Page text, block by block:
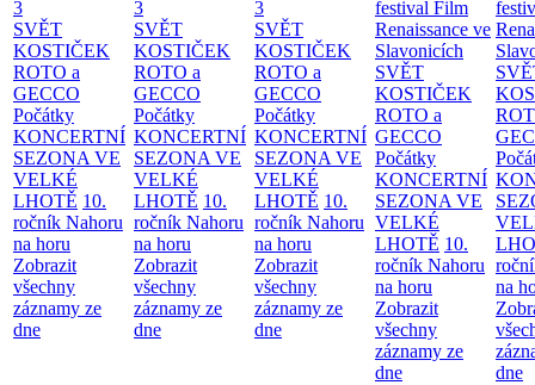
3
SVĚT
KOSTIČEK
ROTO a
GECCO
Počátky
KONCERTNÍ
SEZONA VE
VELKÉ
LHOTĚ 10.
ročník Nahoru
na horu
Zobrazit
všechny
záznamy ze
dne
3
SVĚT
KOSTIČEK
ROTO a
GECCO
Počátky
KONCERTNÍ
SEZONA VE
VELKÉ
LHOTĚ 10.
ročník Nahoru
na horu
Zobrazit
všechny
záznamy ze
dne
3
SVĚT
KOSTIČEK
ROTO a
GECCO
Počátky
KONCERTNÍ
SEZONA VE
VELKÉ
LHOTĚ 10.
ročník Nahoru
na horu
Zobrazit
všechny
záznamy ze
dne
festival Film
Renaissance ve
Slavonicích
SVĚT
KOSTIČEK
ROTO a
GECCO
Počátky
KONCERTNÍ
SEZONA VE
VELKÉ
LHOTĚ 10.
ročník Nahoru
na horu
Zobrazit
všechny
záznamy ze
dne
na
dne